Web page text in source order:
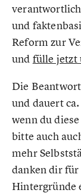
und
Reform zur
und fülle jetzt
Die
und dauert
wenn du
bitte auch
mehr
danken dir
Hintergründe